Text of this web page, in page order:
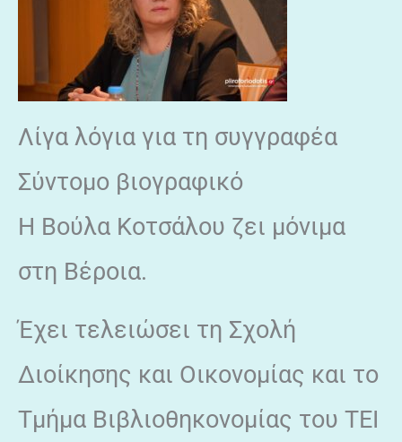
Λίγα λόγια για τη συγγραφέα
Σύντομο βιογραφικό
Η Βούλα Κοτσάλου ζει μόνιμα
στη Βέροια.
Έχει τελειώσει τη Σχολή
Διοίκησης και Οικονομίας και το
Τμήμα Βιβλιοθηκονομίας του ΤΕΙ